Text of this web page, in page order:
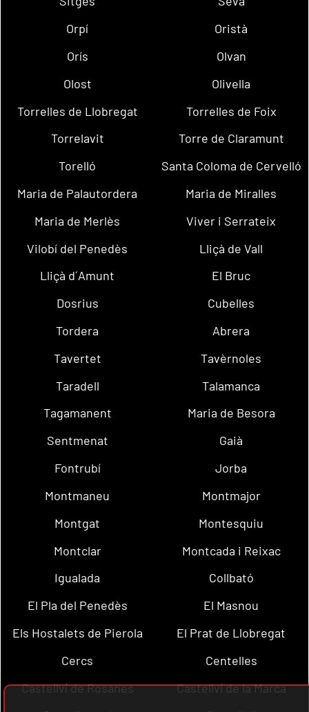
Orpí
Oristà
Orís
Olvan
Olost
Olivella
Torrelles de Llobregat
Torrelles de Foix
Torrelavit
Torre de Claramunt
Torelló
Santa Coloma de Cervelló
Maria de Palautordera
Maria de Miralles
Maria de Merlès
Viver i Serrateix
Vilobí del Penedès
Lliçà de Vall
Lliçà d´Amunt
El Bruc
Dosrius
Cubelles
Tordera
Abrera
Tavertet
Tavèrnoles
Taradell
Talamanca
Tagamanent
Maria de Besora
Sentmenat
Gaià
Fontrubí
Jorba
Montmaneu
Montmajor
Montgat
Montesquiu
Montclar
Montcada i Reixac
Igualada
Collbató
El Pla del Penedès
El Masnou
Els Hostalets de Pierola
El Prat de Llobregat
Cercs
Centelles
Castellví de Rosanes
Castellví de la Marca